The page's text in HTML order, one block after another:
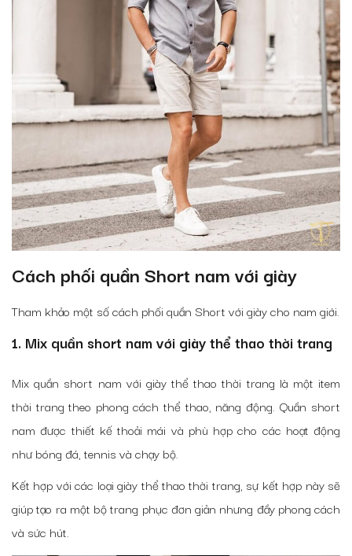
Cách phối quần Short nam với giày
Tham khảo một số cách phối quần Short với giày cho nam giới.
1. Mix quần short nam với giày thể thao thời trang
Mix quần short nam với giày thể thao thời trang là một item
thời trang theo phong cách thể thao, năng động. Quần short
nam được thiết kế thoải mái và phù hợp cho các hoạt động
như bóng đá, tennis và chạy bộ.
Kết hợp với các loại giày thể thao thời trang, sự kết hợp này sẽ
giúp tạo ra một bộ trang phục đơn giản nhưng đầy phong cách
và sức hút.